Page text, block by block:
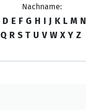
Nachname:
D E F G H I J K L M N
Q R S T U V W X Y Z